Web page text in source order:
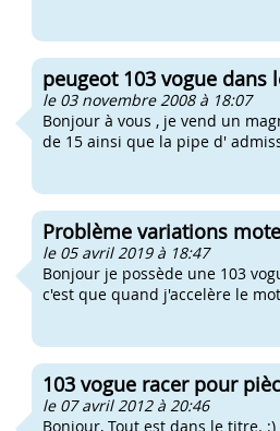
peugeot 103 vogue dans
le 03 novembre 2008 à 18:07
Bonjour à vous , je vend un
de 15 ainsi que la pipe d'
Problème variations
le 05 avril 2019 à 18:47
Bonjour je possède une 103
c'est que quand j'accelère le
103 vogue racer pour
le 07 avril 2012 à 20:46
Bonjour, Tout est dans le titre.